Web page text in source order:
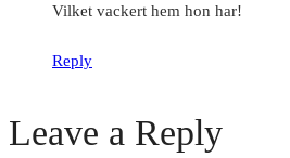
Vilket vackert hem hon har!
Reply
Leave a Reply